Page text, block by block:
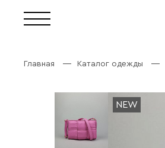
Главная Каталог одежды
NEW